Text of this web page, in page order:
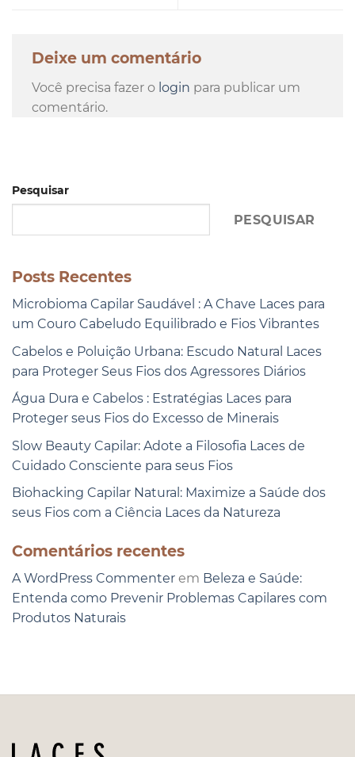
Deixe um comentário
Você precisa fazer o login para publicar um
comentário.
Pesquisar
PESQUISAR
Posts Recentes
Microbioma Capilar Saudável : A Chave Laces para
um Couro Cabeludo Equilibrado e Fios Vibrantes
Cabelos e Poluição Urbana: Escudo Natural Laces
para Proteger Seus Fios dos Agressores Diários
Água Dura e Cabelos : Estratégias Laces para
Proteger seus Fios do Excesso de Minerais
Slow Beauty Capilar: Adote a Filosofia Laces de
Cuidado Consciente para seus Fios
Biohacking Capilar Natural: Maximize a Saúde dos
seus Fios com a Ciência Laces da Natureza
Comentários recentes
A WordPress Commenter em Beleza e Saúde:
Entenda como Prevenir Problemas Capilares com
Produtos Naturais